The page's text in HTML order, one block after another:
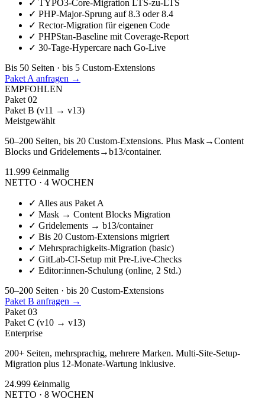
✓ TYPO3-Core-Migration LTS-zu-LTS
✓ PHP-Major-Sprung auf 8.3 oder 8.4
✓ Rector-Migration für eigenen Code
✓ PHPStan-Baseline mit Coverage-Report
✓ 30-Tage-Hypercare nach Go-Live
Bis 50 Seiten · bis 5 Custom-Extensions
Paket A anfragen →
EMPFOHLEN
Paket 02
Paket B (v11 → v13)
Meistgewählt
50–200 Seiten, bis 20 Custom-Extensions. Plus Mask→Content
Blocks und Gridelements→b13/container.
11.999 €einmalig
NETTO · 4 WOCHEN
✓ Alles aus Paket A
✓ Mask → Content Blocks Migration
✓ Gridelements → b13/container
✓ Bis 20 Custom-Extensions migriert
✓ Mehrsprachigkeits-Migration (basic)
✓ GitLab-CI-Setup mit Pre-Live-Checks
✓ Editor:innen-Schulung (online, 2 Std.)
50–200 Seiten · bis 20 Custom-Extensions
Paket B anfragen →
Paket 03
Paket C (v10 → v13)
Enterprise
200+ Seiten, mehrsprachig, mehrere Marken. Multi-Site-Setup-
Migration plus 12-Monate-Wartung inklusive.
24.999 €einmalig
NETTO · 8 WOCHEN